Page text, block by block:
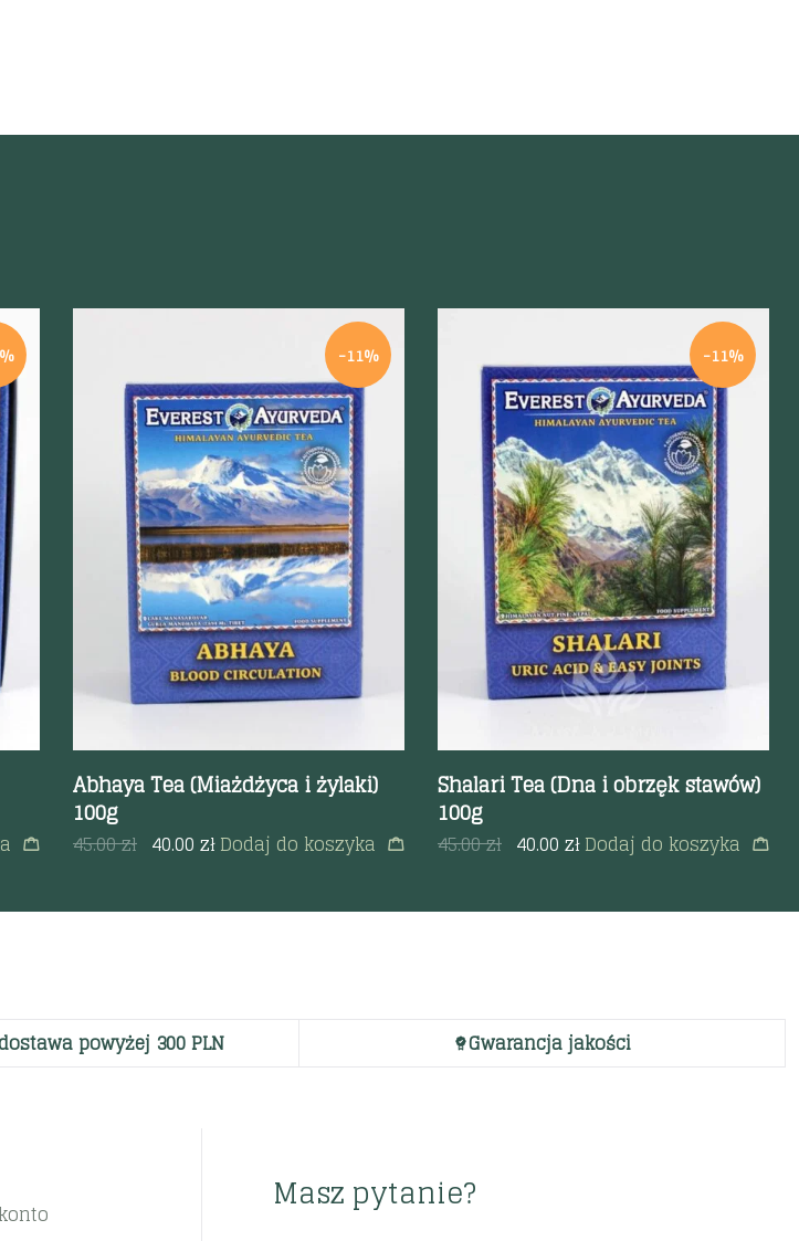
-11%
Szybki podgląd
Abhaya Tea (Miażdżyca i żylaki)
100g
45.00zł 40.00 złDodaj do koszyka
-11%
Szybki podgląd
Shalari Tea (Dna i obrzęk stawów)
100g
45.00zł 40.00 złDodaj do koszyka
powyżej 300 PLN Gwarancja jakości
Masz pytanie?